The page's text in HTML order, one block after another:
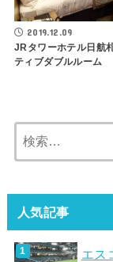
2019.12.09
JRタワーホテル日航
ティブダブルルーム
人気記事
エス